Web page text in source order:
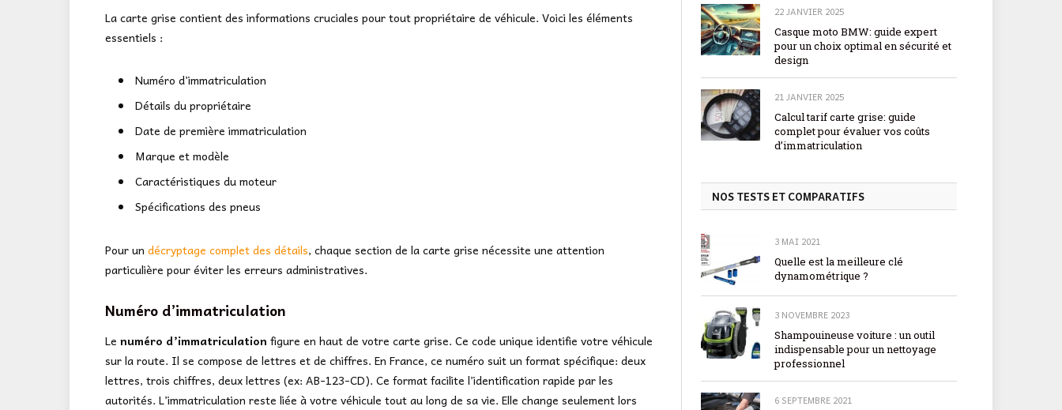
La carte grise contient des informations cruciales pour tout propriétaire de véhicule. Voici les éléments
essentiels :
Numéro d’immatriculation
Détails du propriétaire
Date de première immatriculation
Marque et modèle
Caractéristiques du moteur
Spécifications des pneus
Pour un décryptage complet des détails, chaque section de la carte grise nécessite une attention
particulière pour éviter les erreurs administratives.
Numéro d’immatriculation
Le numéro d’immatriculation figure en haut de votre carte grise. Ce code unique identifie votre véhicule
sur la route. Il se compose de lettres et de chiffres. En France, ce numéro suit un format spécifique: deux
lettres, trois chiffres, deux lettres (ex: AB-123-CD). Ce format facilite l’identification rapide par les
autorités. L’immatriculation reste liée à votre véhicule tout au long de sa vie. Elle change seulement lors
22 JANVIER 2025
Casque moto BMW: guide expert
pour un choix optimal en sécurité et
design
21 JANVIER 2025
Calcul tarif carte grise: guide
complet pour évaluer vos coûts
d’immatriculation
NOS TESTS ET COMPARATIFS
3 MAI 2021
Quelle est la meilleure clé
dynamométrique ?
3 NOVEMBRE 2023
Shampouineuse voiture : un outil
indispensable pour un nettoyage
professionnel
6 SEPTEMBRE 2021